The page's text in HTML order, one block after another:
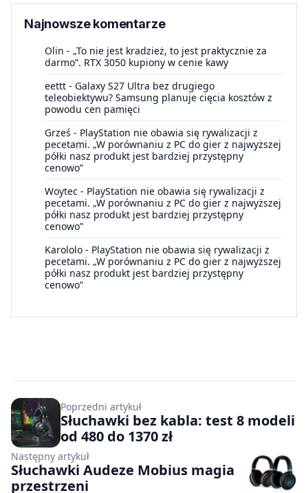
Najnowsze komentarze
Olin - „To nie jest kradzież, to jest praktycznie za
darmo”. RTX 3050 kupiony w cenie kawy
eettt - Galaxy S27 Ultra bez drugiego
teleobiektywu? Samsung planuje cięcia kosztów z
powodu cen pamięci
Grześ - PlayStation nie obawia się rywalizacji z
pecetami. „W porównaniu z PC do gier z najwyższej
półki nasz produkt jest bardziej przystępny
cenowo”
Woytec - PlayStation nie obawia się rywalizacji z
pecetami. „W porównaniu z PC do gier z najwyższej
półki nasz produkt jest bardziej przystępny
cenowo”
Karololo - PlayStation nie obawia się rywalizacji z
pecetami. „W porównaniu z PC do gier z najwyższej
półki nasz produkt jest bardziej przystępny
cenowo”
Poprzedni artykuł
Słuchawki bez kabla: test 8 modeli
od 480 do 1370 zł
Następny artykuł
Słuchawki Audeze Mobius magia
przestrzeni